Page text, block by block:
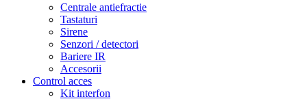
Centrale antiefractie
Tastaturi
Sirene
Senzori / detectori
Bariere IR
Accesorii
Control acces
Kit interfon